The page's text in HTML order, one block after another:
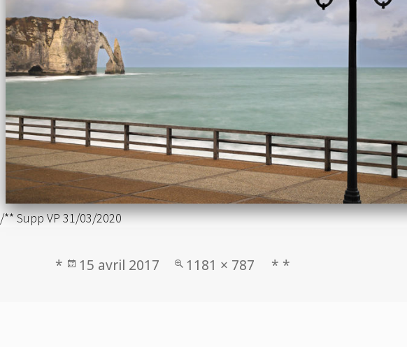
/** Supp VP 31/03/2020
*
Publié
15 avril 2017
Taille
1181 × 787 * *